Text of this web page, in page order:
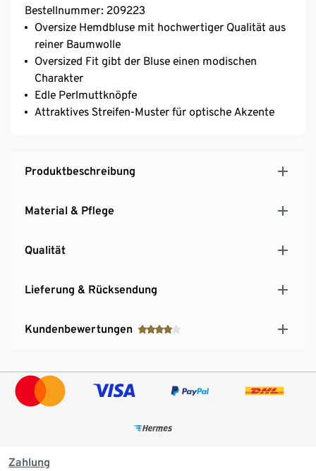
Bestellnummer: 209223
Oversize Hemdbluse mit hochwertiger Qualität aus
reiner Baumwolle
Oversized Fit gibt der Bluse einen modischen
Charakter
Edle Perlmuttknöpfe
Attraktives Streifen-Muster für optische Akzente
Produktbeschreibung
Material & Pflege
Qualität
Lieferung & Rücksendung
Kundenbewertungen
Zahlung